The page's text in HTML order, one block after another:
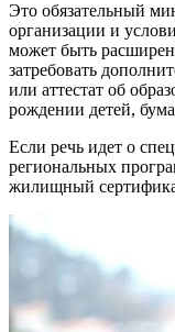
Это обязательный
организации и
может быть
затребовать
или аттестат об
рождении детей,
Если речь идет о
региональных
жилищный